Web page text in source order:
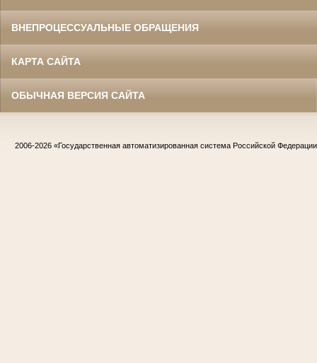
ВНЕПРОЦЕССУАЛЬНЫЕ ОБРАЩЕНИЯ
КАРТА САЙТА
ОБЫЧНАЯ ВЕРСИЯ САЙТА
2006-2026 «Государственная автоматизированная система Российской